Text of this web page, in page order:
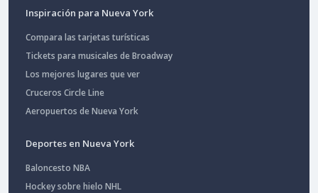
Inspiración para Nueva York
Compara las tarjetas turísticas
Tickets para musicales de Broadway
Los mejores lugares que ver
Cruceros Circle Line
Aeropuertos de Nueva York
Deportes en Nueva York
Baloncesto NBA
Hockey sobre hielo NHL